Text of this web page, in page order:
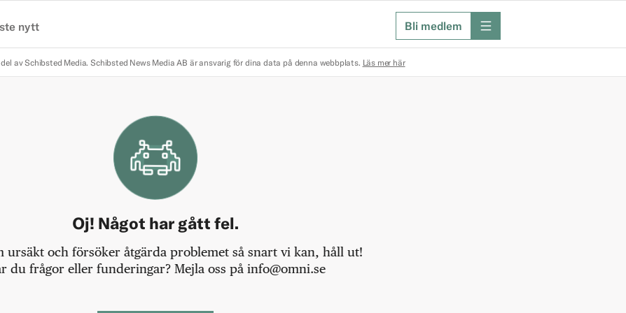
nytt Bli medlem meny
av Schibsted Media. Schibsted News Media AB är ansvarig för dina data på denna webbplats. Läs mer här
Oj! Något har gått fel.
ursäkt och försöker åtgärda problemet så snart vi kan, håll ut!
du frågor eller funderingar? Mejla oss på info@omni.se